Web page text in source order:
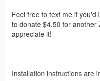
Feel free to text me if you'd
to donate $4.50 for another
appreciate it!
Installation instructions are